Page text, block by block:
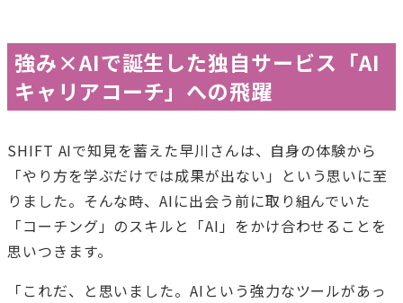
強み×AIで誕生した独自サービス「AI
キャリアコーチ」への飛躍
SHIFT AIで知見を蓄えた早川さんは、自身の体験から
「やり方を学ぶだけでは成果が出ない」という思いに至
りました。そんな時、AIに出会う前に取り組んでいた
「コーチング」のスキルと「AI」をかけ合わせることを
思いつきます。
「これだ、と思いました。AIという強力なツールがあっ